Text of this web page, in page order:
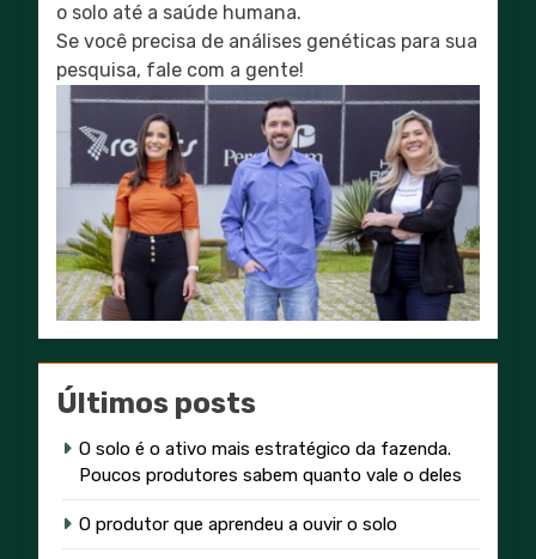
o solo até a saúde humana.
Se você precisa de análises genéticas para sua
pesquisa, fale com a gente!
Últimos posts
O solo é o ativo mais estratégico da fazenda.
Poucos produtores sabem quanto vale o deles
O produtor que aprendeu a ouvir o solo